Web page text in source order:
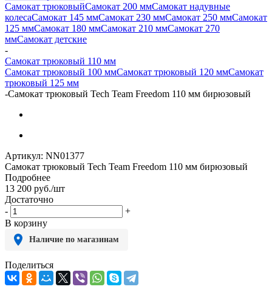
Самокат трюковыйСамокат 200 ммСамокат надувные
колесаСамокат 145 ммСамокат 230 ммСамокат 250 ммСамокат
125 ммСамокат 180 ммСамокат 210 ммСамокат 270
ммСамокат детские
-
Самокат трюковый 110 мм
Самокат трюковый 100 ммСамокат трюковый 120 ммСамокат
трюковый 125 мм
-Самокат трюковый Tech Team Freedom 110 мм бирюзовый
Артикул: NN01377
Самокат трюковый Tech Team Freedom 110 мм бирюзовый
Подробнее
13 200 руб./шт
Достаточно
-
+
В корзину
Наличие по магазинам
Поделиться